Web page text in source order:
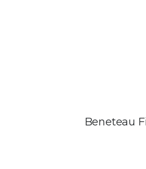
Beneteau